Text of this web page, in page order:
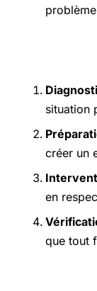
problème
situation
créer un
en
que tout